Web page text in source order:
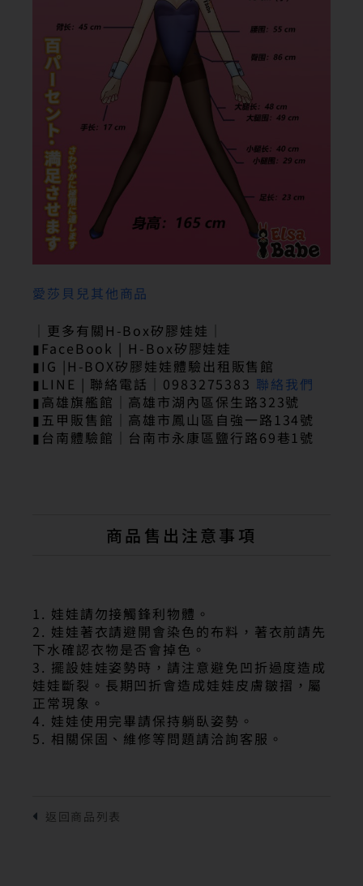
愛莎貝兒其他商品
｜更多有關H-Box矽膠娃娃｜
▮FaceBook | H-Box矽膠娃娃
▮IG |H-BOX矽膠娃娃體驗出租販售館
▮LINE | 聯絡電話｜0983275383 聯絡我們
▮高雄旗艦館｜高雄市湖內區保生路323號
▮五甲販售館｜高雄市鳳山區自強一路134號
▮台南體驗館｜台南市永康區鹽行路69巷1號
商品售出注意事項
1. 娃娃請勿接觸鋒利物體。
2. 娃娃著衣請避開會染色的布料，著衣前請先
下水確認衣物是否會掉色。
3. 擺設娃娃姿勢時，請注意避免凹折過度造成
娃娃斷裂。長期凹折會造成娃娃皮膚皺摺，屬
正常現象。
4. 娃娃使用完畢請保持躺臥姿勢。
5. 相關保固、維修等問題請洽詢客服。